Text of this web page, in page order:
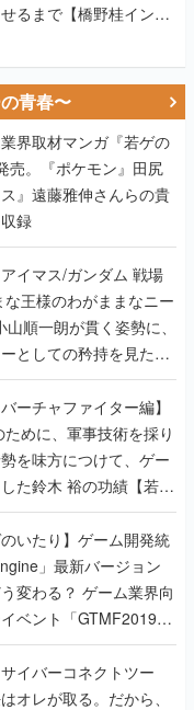
るまで【橋野桂インタ
青春〜
界取材マンガ『若ゲの
売。『ポケモン』田尻
』遠藤雅伸さんらの貴
録
マス/ガンダム 戦場
王様のわがままなニー
順一朗が貫く姿勢に、
としての矜持を見た
回】
ーチャファイター編】
ために、軍事技術を採り
を味方につけて、ゲー
た鈴木 裕の功績【若ゲ
いたり】ゲーム開発統
」最新バージョン
変わる？ ゲーム業界向
ベント「GTMF2019」
を深めよう【PR】
イバーコネクトツー
オレが取る。だから、